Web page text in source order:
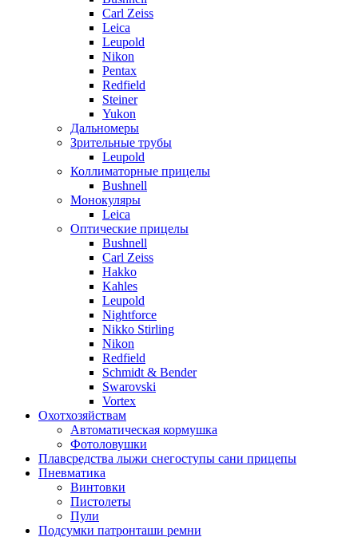
Carl Zeiss
Leica
Leupold
Nikon
Pentax
Redfield
Steiner
Yukon
Дальномеры
Зрительные трубы
Leupold
Коллиматорные прицелы
Bushnell
Монокуляры
Leica
Оптические прицелы
Bushnell
Carl Zeiss
Hakko
Kahles
Leupold
Nightforce
Nikko Stirling
Nikon
Redfield
Schmidt & Bender
Swarovski
Vortex
Охотхозяйствам
Автоматическая кормушка
Фотоловушки
Плавсредства лыжи снегоступы сани прицепы
Пневматика
Винтовки
Пистолеты
Пули
Подсумки патронташи ремни